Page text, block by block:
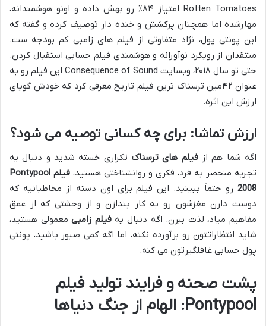
Rotten Tomatoes امتیاز ۸۴٪ رو بهش داده و اونو هوشمندانه،
مهارشده اما همچنان پرکشش و خنده دار توصیف کرده و گفته که
این پونتی پول، نژاد متفاوتی از فیلم های زامبی کم بودجه ست.
منتقدان از رویکرد نوآورانه و هوشمندی فیلم حسابی استقبال کردن.
حتی تو سال ۲۰۱۸، وبسایت Consequence of Sound این فیلم رو به
عنوان ۴۲مین ترسناک ترین فیلم تاریخ معرفی کرد که خودش گویای
ارزش این اثره.
ارزش تماشا: برای چه کسانی توصیه می شود؟
اگه شما هم ازفیلم های ترسناک تکراری خسته شدید و دنبال یه
تجربه منحصر به فرد، فکری و روانشناختی هستید،
فیلم Pontypool
2008 رو حتماً ببینید. این فیلم برای اون دسته از مخاطبانیه که
دوست دارن مغزشون رو به کار بندازن و از وحشتی که از عمق
مفاهیم میاد، لذت ببرن. اگه دنبال یهفیلم زامبیمعمولی هستید،
شاید انتظاراتتون رو برآورده نکنه، اما اگه کمی صبور باشید، پونتی
پول حسابی غافلگیرتون می کنه.
پشت صحنه و فرایند تولید فیلم
Pontypool: الهام از جنگ دنیاها